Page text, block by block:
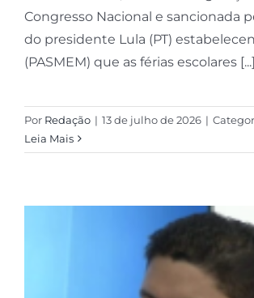
Congresso Nacional e sancionada
do presidente Lula (PT)
(PASMEM) que as férias escolares [...]
Por Redação | 13 de julho de 2026 |
Leia Mais